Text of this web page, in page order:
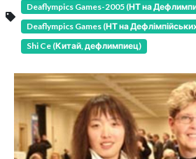
Deaflympics Games-2005 (НТ на
Deaflympics Games (НТ на
Shi Ce (Китай, дефлимпиец)